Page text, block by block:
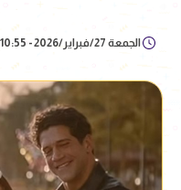
الجمعة 27/فبراير/2026 - 10:55 ص